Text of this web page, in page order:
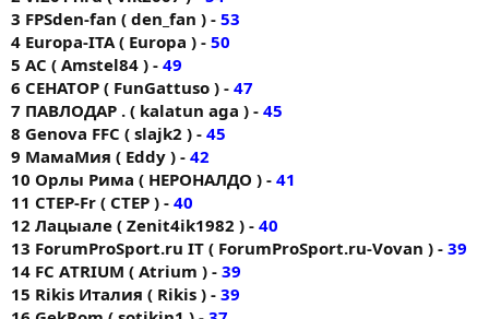
3 FPSden-fan ( den_fan ) - 53
4 Europa-ITA ( Europa ) - 50
5 AC ( Amstel84 ) - 49
6 СЕНАТОР ( FunGattuso ) - 47
7 ПАВЛОДАР . ( kalatun aga ) - 45
8 Genova FFC ( slajk2 ) - 45
9 МамаМия ( Eddy ) - 42
10 Орлы Рима ( НЕРОНАЛДО ) - 41
11 CTEP-Fr ( CTEP ) - 40
12 Лацыале ( Zenit4ik1982 ) - 40
13 ForumProSport.ru IT ( ForumProSport.ru-Vovan ) - 39
14 FC АTRIUM ( Atrium ) - 39
15 Rikis Италия ( Rikis ) - 39